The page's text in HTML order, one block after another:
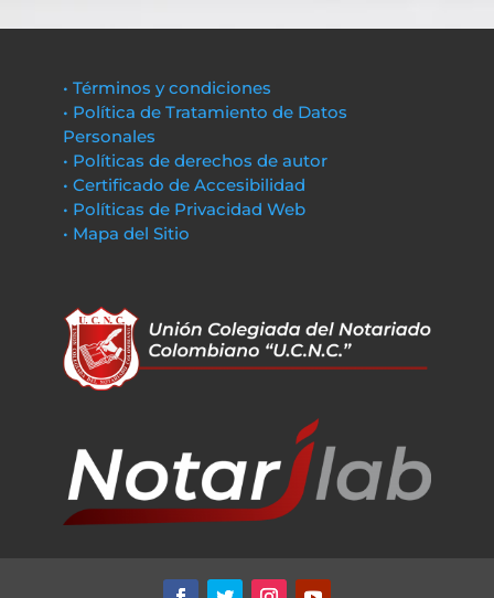
• Términos y condiciones
• Política de Tratamiento de Datos
Personales
• Políticas de derechos de autor
• Certificado de Accesibilidad
• Políticas de Privacidad Web
• Mapa del Sitio